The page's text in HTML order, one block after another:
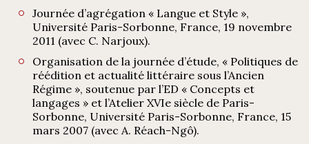
Journée d’agrégation « Langue et Style »,
Université Paris-Sorbonne, France, 19 novembre
2011 (avec C. Narjoux).
Organisation de la journée d’étude, « Politiques de
réédition et actualité littéraire sous l’Ancien
Régime », soutenue par l’ED « Concepts et
langages » et l’Atelier XVIe siècle de Paris-
Sorbonne, Université Paris-Sorbonne, France, 15
mars 2007 (avec A. Réach-Ngô).